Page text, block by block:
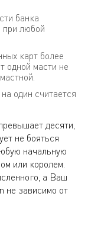
банка
при любой
карт более
одной масти не
один считается
десяти,
не бояться
начальную
или королем.
а Ваш
не зависимо от